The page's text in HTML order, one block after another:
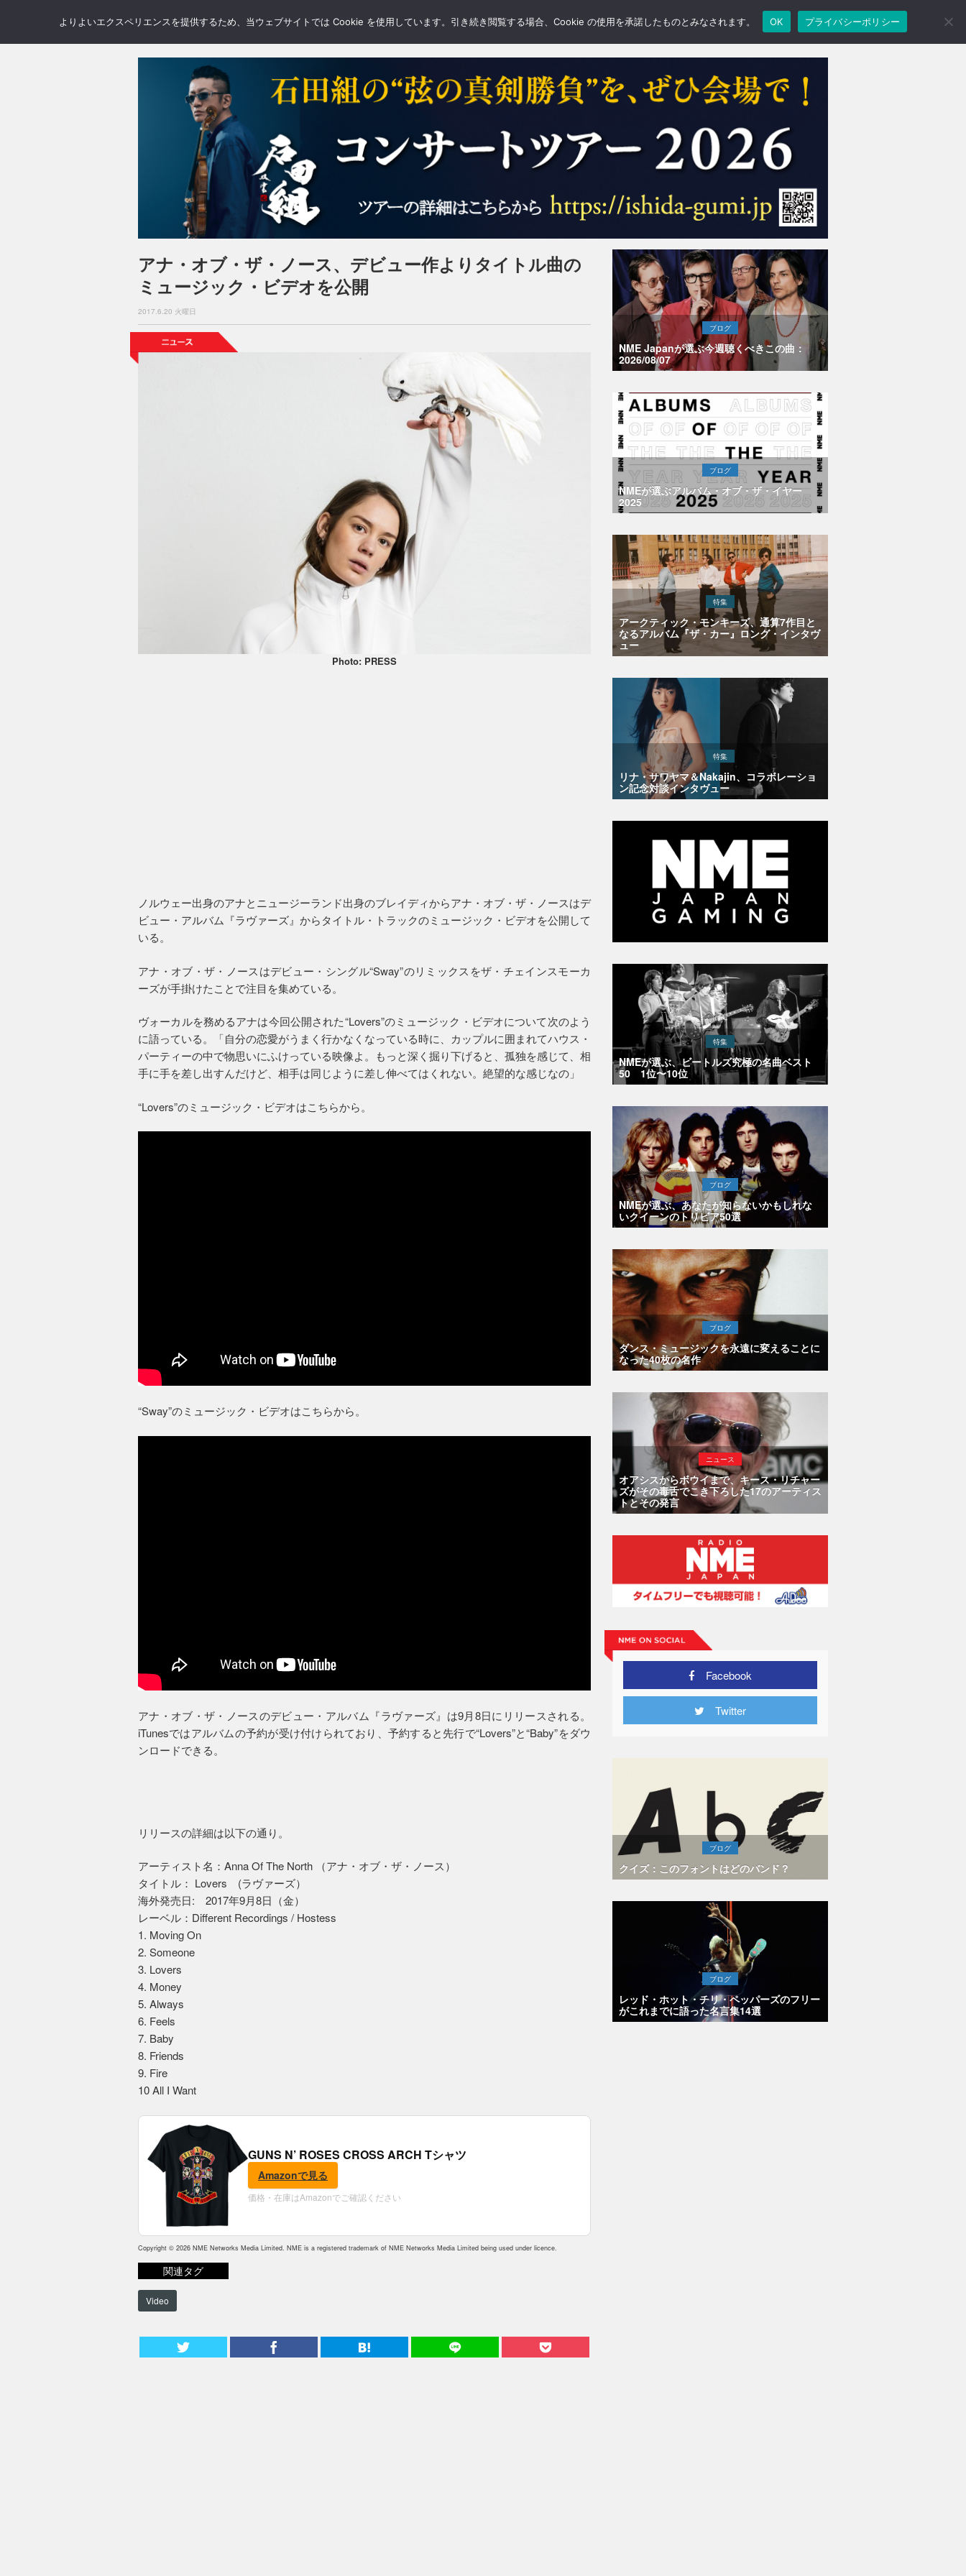
NEWS REVIEWS GALLERY BLOGS FEATURE
アナ・オブ・ザ・ノース、デビュー作よりタイトル曲の
ミュージック・ビデオを公開
2017.6.20 火曜日
Photo: PRESS
ノルウェー出身のアナとニュージーランド出身のブレイディからアナ・オブ・ザ・ノースはデ
ビュー・アルバム『ラヴァーズ』からタイトル・トラックのミュージック・ビデオを公開して
いる。
アナ・オブ・ザ・ノースはデビュー・シングル“Sway”のリミックスをザ・チェインスモーカ
ーズが手掛けたことで注目を集めている。
ヴォーカルを務めるアナは今回公開された“Lovers”のミュージック・ビデオについて次のよう
に語っている。「自分の恋愛がうまく行かなくなっている時に、カップルに囲まれてハウス・
パーティーの中で物思いにふけっている映像よ。もっと深く掘り下げると、孤独を感じて、相
手に手を差し出すんだけど、相手は同じように差し伸べてはくれない。絶望的な感じなの」
“Lovers”のミュージック・ビデオはこちらから。
“Sway”のミュージック・ビデオはこちらから。
アナ・オブ・ザ・ノースのデビュー・アルバム『ラヴァーズ』は9月8日にリリースされる。
iTunesではアルバムの予約が受け付けられており、予約すると先行で“Lovers”と“Baby”をダウ
ンロードできる。
リリースの詳細は以下の通り。
アーティスト名：Anna Of The North （アナ・オブ・ザ・ノース）
タイトル： Lovers (ラヴァーズ）
海外発売日: 2017年9月8日（金）
レーベル：Different Recordings / Hostess
1. Moving On
2. Someone
3. Lovers
4. Money
5. Always
6. Feels
7. Baby
8. Friends
9. Fire
10 All I Want
GUNS N’ ROSES CROSS ARCH Tシャツ
Amazonで見る
価格・在庫はAmazonでご確認ください
Copyright © 2026 NME Networks Media Limited. NME is a registered trademark of NME Networks Media Limited being used under licence.
関連タグ
Video
ブログ
NME Japanが選ぶ今週聴くべきこの曲：
2026/08/07
ブログ
NMEが選ぶアルバム・オブ・ザ・イヤー
2025
特集
アークティック・モンキーズ、通算7作目と
なるアルバム『ザ・カー』ロング・インタヴ
ュー
特集
リナ・サワヤマ＆Nakajin、コラボレーショ
ン記念対談インタヴュー
特集
NMEが選ぶ、ビートルズ究極の名曲ベスト
50 1位〜10位
ブログ
NMEが選ぶ、あなたが知らないかもしれな
いクイーンのトリビア50選
ブログ
ダンス・ミュージックを永遠に変えることに
なった40枚の名作
ニュース
オアシスからボウイまで、キース・リチャー
ズがその毒舌でこき下ろした17のアーティス
トとその発言
Facebook
Twitter
ブログ
クイズ：このフォントはどのバンド？
ブログ
レッド・ホット・チリ・ペッパーズのフリー
がこれまでに語った名言集14選
よりよいエクスペリエンスを提供するため、当ウェブサイトでは Cookie を使用しています。引き続き閲覧する場合、Cookie の使用を承諾したものとみなされます。 OK プライバシーポリシー